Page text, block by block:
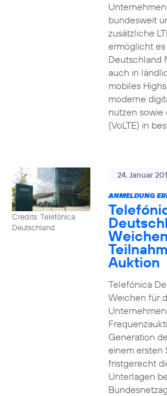
bundesweit
zusätzliche
ermöglicht
Deutschland
auch in
mobiles
moderne
nutzen sowie
(VoLTE) in
Credits: Telefónica
Deutschland
24. Januar
ANMELDUNG
Auktion
Telefónica
Weichen für
Generation
einem ersten
fristgerecht
Unterlagen